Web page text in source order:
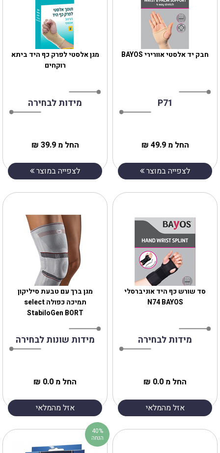
מגן אלסטי לפרק כף היד ביתא
רוקחים
מידות לבחירה
החל מ 39.9 ₪
לצפייה במוצר
חבק יד אלסטי אוורירי BAYOS
P71
החל מ 49.9 ₪
לצפייה במוצר
מגן ברך עם טבעת סיליקון
תמיכה כפולה select
StabiloGen BORT
מידות שונות לבחירה
החל מ 0.0 ₪
אזל מהמלאי
סד שורש כף היד אוניברסלי
N74 BAYOS
מידות לבחירה
החל מ 0.0 ₪
אזל מהמלאי
40%
הנחה